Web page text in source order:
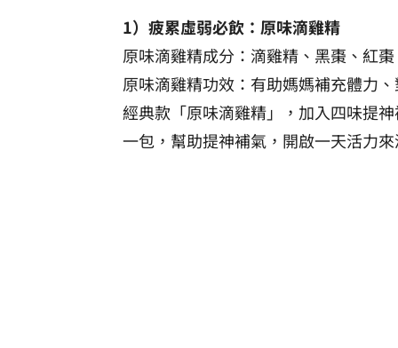
1）疲累虛弱必飲：原味滴雞精
原味滴雞精成分：滴雞精、黑棗、紅
原味滴雞精功效：有助媽媽補充體力
經典款「原味滴雞精」，加入四味提
一包，幫助提神補氣，開啟一天活力